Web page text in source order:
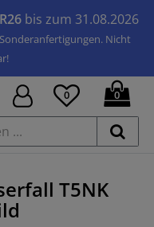
bis zum 31.08.2026
Nicht
0 0
T5NK